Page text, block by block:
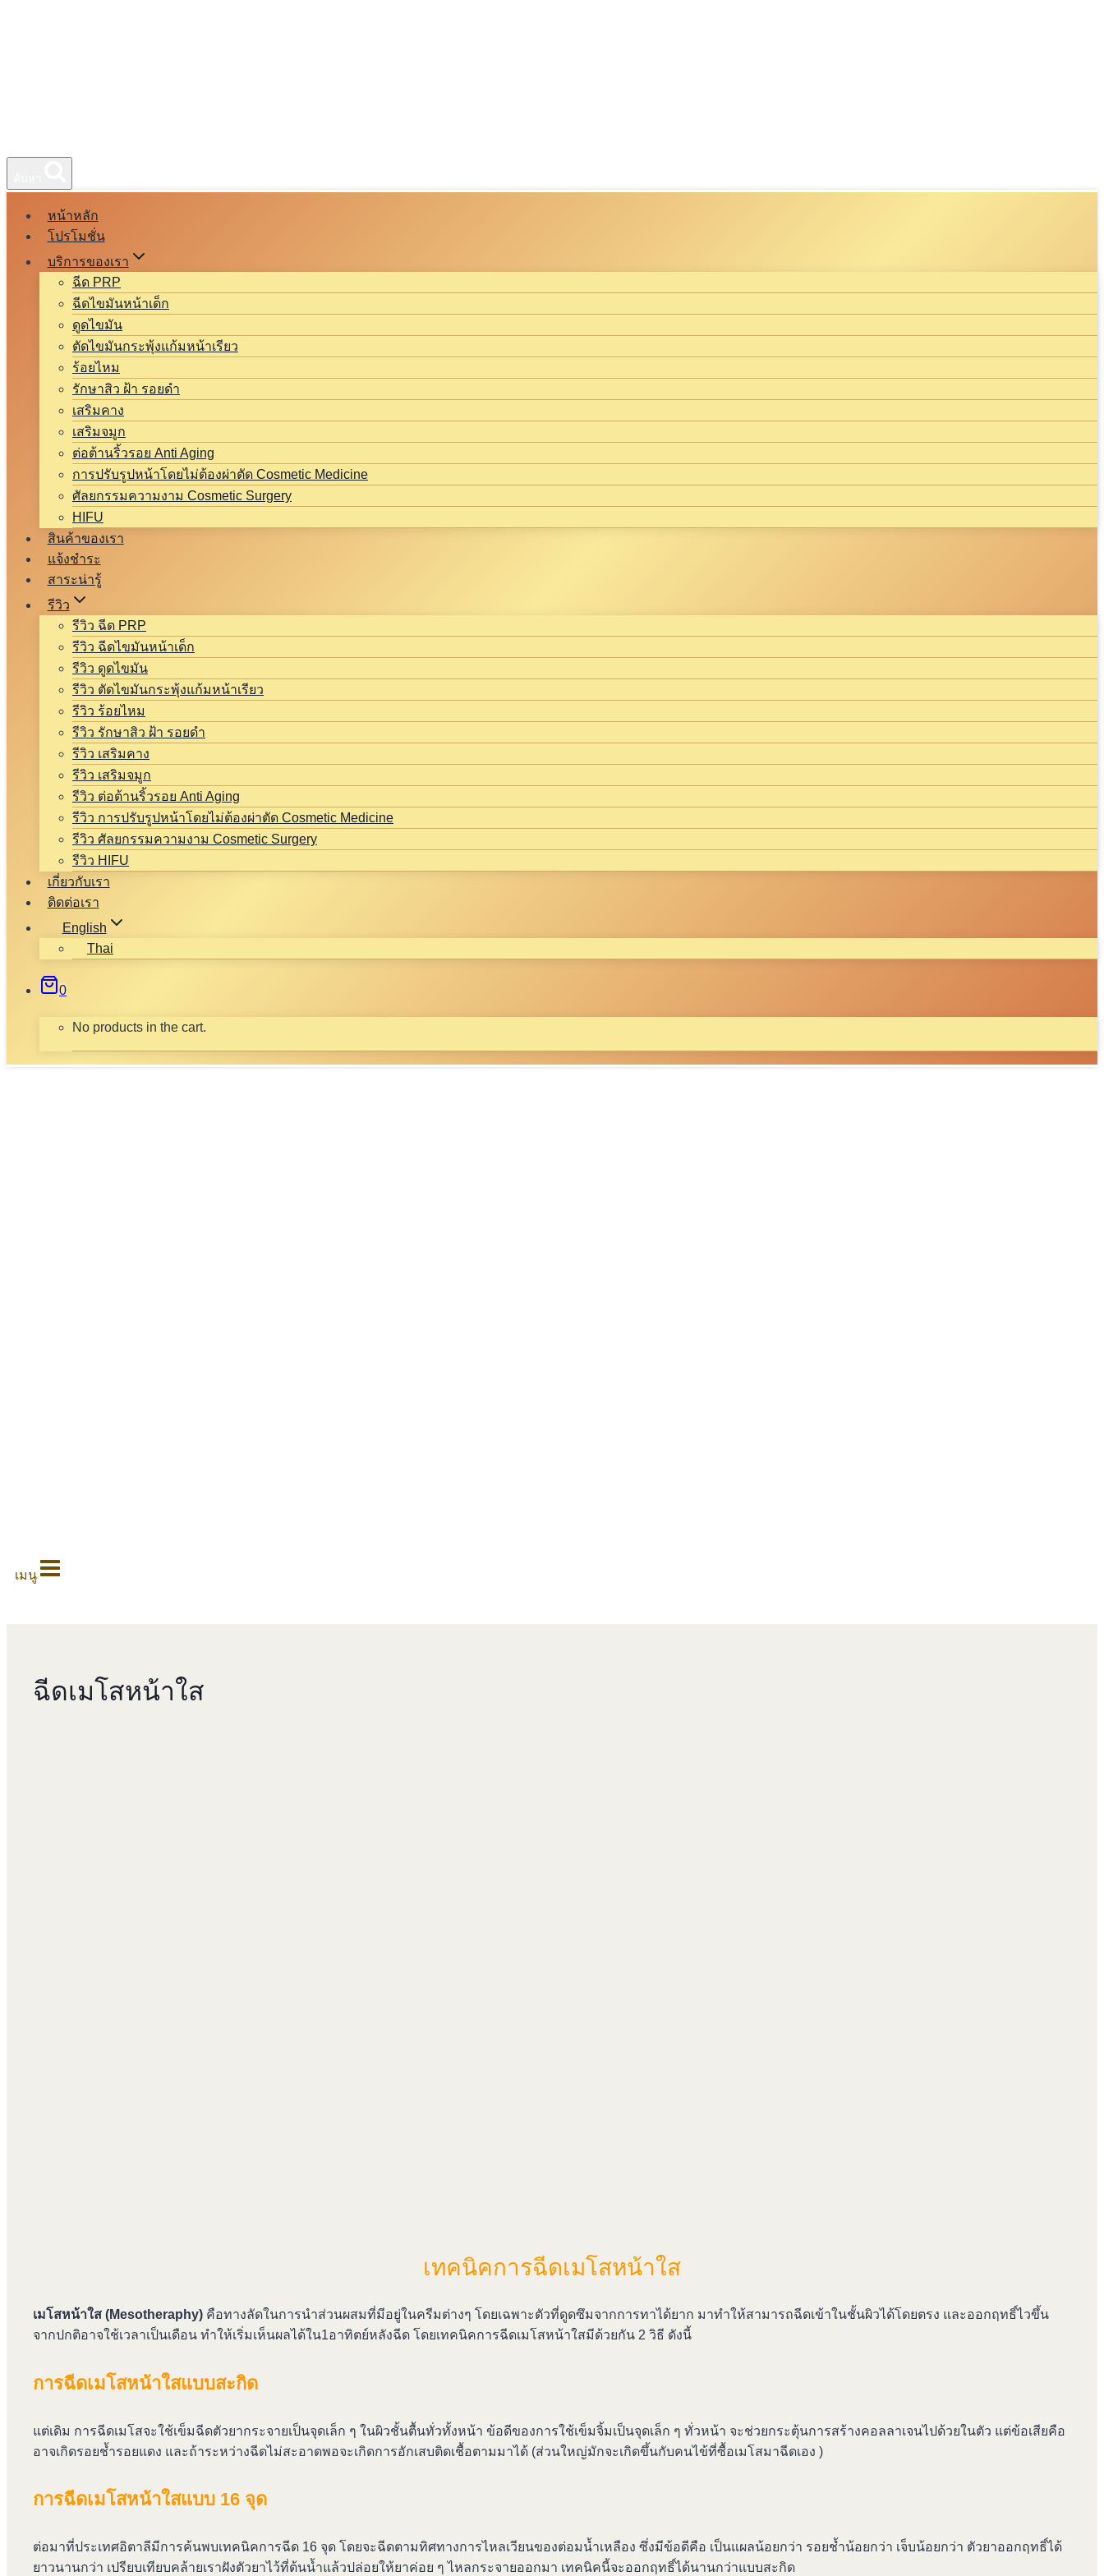
หน้าหลัก
โปรโมชั่น
บริการของเรา
ฉีด PRP
ฉีดไขมันหน้าเด็ก
ดูดไขมัน
ตัดไขมันกระพุ้งแก้มหน้าเรียว
ร้อยไหม
รักษาสิว ฝ้า รอยดำ
เสริมคาง
เสริมจมูก
ต่อต้านริ้วรอย Anti Aging
การปรับรูปหน้าโดยไม่ต้องผ่าตัด Cosmetic Medicine
ศัลยกรรมความงาม Cosmetic Surgery
HIFU
สินค้าของเรา
แจ้งชำระ
สาระน่ารู้
รีวิว
รีวิว ฉีด PRP
รีวิว ฉีดไขมันหน้าเด็ก
รีวิว ดูดไขมัน
รีวิว ตัดไขมันกระพุ้งแก้มหน้าเรียว
รีวิว ร้อยไหม
รีวิว รักษาสิว ฝ้า รอยดำ
รีวิว เสริมคาง
รีวิว เสริมจมูก
รีวิว ต่อต้านริ้วรอย Anti Aging
รีวิว การปรับรูปหน้าโดยไม่ต้องผ่าตัด Cosmetic Medicine
รีวิว ศัลยกรรมความงาม Cosmetic Surgery
รีวิว HIFU
เกี่ยวกับเรา
ติดต่อเรา
English
Thai
0
No products in the cart.
เมนู
ฉีดเมโสหน้าใส
เทคนิคการฉีดเมโสหน้าใส
เมโสหน้าใส (Mesotheraphy) คือทางลัดในการนำส่วนผสมที่มีอยู่ในครีมต่างๆ โดยเฉพาะตัวที่ดูดซึมจากการทาได้ยาก มาทำให้สามารถฉีดเข้าในชั้นผิวได้โดยตรง และออกฤทธิ์ไวขึ้น
จากปกติอาจใช้เวลาเป็นเดือน ทำให้เริ่มเห็นผลได้ใน1อาทิตย์หลังฉีด โดยเทคนิคการฉีดเมโสหน้าใสมีด้วยกัน 2 วิธี ดังนี้
การฉีดเมโสหน้าใสแบบสะกิด
แต่เดิม การฉีดเมโสจะใช้เข็มฉีดตัวยากระจายเป็นจุดเล็ก ๆ ในผิวชั้นตื้นทั่วทั้งหน้า ข้อดีของการใช้เข็มจิ้มเป็นจุดเล็ก ๆ ทั่วหน้า จะช่วยกระตุ้นการสร้างคอลลาเจนไปด้วยในตัว แต่ข้อเสียคือ
อาจเกิดรอยช้ำรอยแดง และถ้าระหว่างฉีดไม่สะอาดพอจะเกิดการอักเสบติดเชื้อตามมาได้ (ส่วนใหญ่มักจะเกิดขึ้นกับคนไข้ที่ซื้อเมโสมาฉีดเอง )
การฉีดเมโสหน้าใสแบบ 16 จุด
ต่อมาที่ประเทศอิตาลีมีการค้นพบเทคนิคการฉีด 16 จุด โดยจะฉีดตามทิศทางการไหลเวียนของต่อมน้ำเหลือง ซึ่งมีข้อดีคือ เป็นแผลน้อยกว่า รอยช้ำน้อยกว่า เจ็บน้อยกว่า ตัวยาออกฤทธิ์ได้
ยาวนานกว่า เปรียบเทียบคล้ายเราฝังตัวยาไว้ที่ต้นน้ำแล้วปล่อยให้ยาค่อย ๆ ไหลกระจายออกมา เทคนิคนี้จะออกฤทธิ์ได้นานกว่าแบบสะกิด